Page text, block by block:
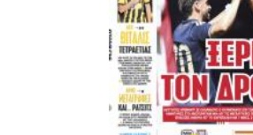
ADVERTISEMENT